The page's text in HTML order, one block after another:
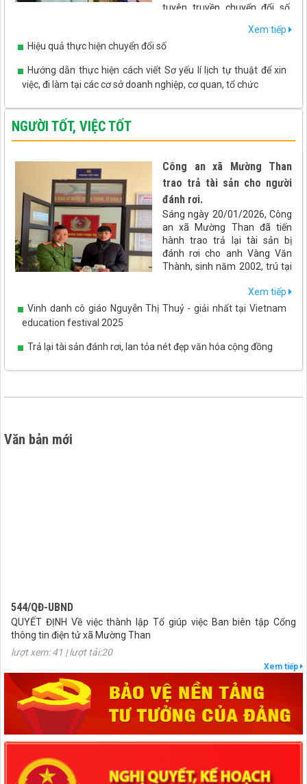
tuyên truyền chuyển đổi số,
ứng dụng VNeID gắn với cuộc bầu cử Đại biểu Quốc hội khóa XVI
và Đại biểu HĐND các cấp nhiệm kỳ 2026 - 2031, xã Mường Than
chuyển đổi số đến gần hơn với người dân.
Xem tiếp
Hiệu quả thực hiện chuyển đổi số
Hướng dẫn thực hiện cách viết Sơ yếu lí lịch tự thuật để xin
việc, đi làm tại các cơ sở doanh nghiệp, cơ quan, tổ chức
NGƯỜI TỐT, VIỆC TỐT
Công an xã Mường Than
trao trả tài sản cho người
đánh rơi.
Sáng ngày 20/01/2026, Công
an xã Mường Than đã tiến
hành trao trả lại tài sản bị
đánh rơi cho anh Vàng Văn
Thành, sinh năm 2002, trú tại
Xem tiếp
Vinh danh cô giáo Nguyễn Thị Thuỷ - giải nhất tại Vietnam
education festival 2025
Trả lại tài sản đánh rơi, lan tỏa nét đẹp văn hóa cộng đồng
Văn bản mới
QUYẾT ĐỊNH Về việc thành lập Tổ giúp việc Ban biên tập Cổng
thông tin điện tử xã Mường Than
lượt xem: 41 | lượt tải:20
QUYẾT ĐỊNH Kiện toàn Ban biên tập Cổng thông tin điện tử xã
Mường Than
lượt xem: 46 | lượt tải:28
27/NQ-HĐND
Nghị quyết Thông qua chủ trương sắp xếp đơn vị hành chính cấp xã
của tỉnh Lai Châu năm 2025
lượt xem: 85 | lượt tải:51
Xem tiếp